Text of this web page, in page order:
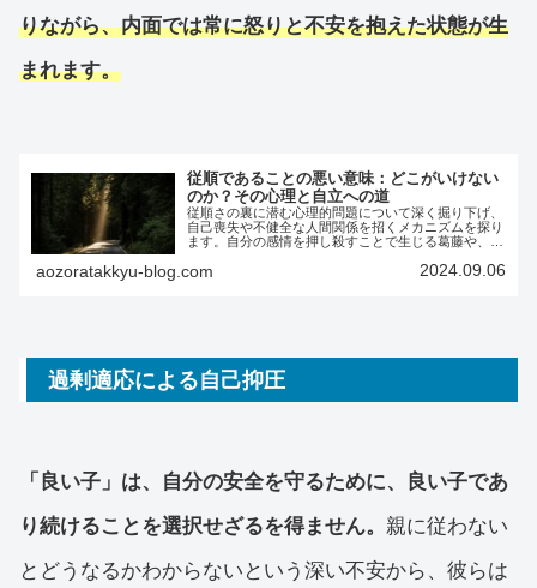
りながら、内面では常に怒りと不安を抱えた状態が生
まれます。
従順であることの悪い意味：どこがいけない
のか？その心理と自立への道
従順さの裏に潜む心理的問題について深く掘り下げ、
自己喪失や不健全な人間関係を招くメカニズムを探り
ます。自分の感情を押し殺すことで生じる葛藤や、真
全な関係構築の方法を提案します。自分を取り戻し、
aozoratakkyu-blog.com 2024.09.06
過剰適応による自己抑圧
「良い子」は、自分の安全を守るために、良い子であ
り続けることを選択せざるを得ません。 親に従わない
とどうなるかわからないという深い不安から、彼らは